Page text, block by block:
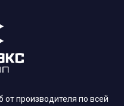
от производителя по всей